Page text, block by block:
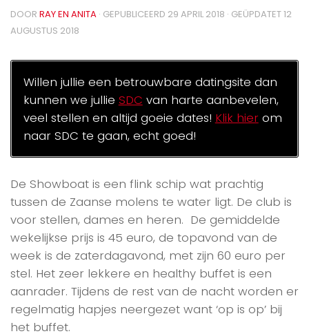
DOOR RAY EN ANITA · GEPUBLICEERD 29 APRIL 2018 · GEÜPDATET12
AUGUSTUS 2018
Willen jullie een betrouwbare datingsite dan
kunnen we jullie SDC van harte aanbevelen,
veel stellen en altijd goeie dates! Klik hierom
naar SDC te gaan, echt goed!
De Showboat is een flink schip wat prachtig
tussen de Zaanse molens te water ligt. De club is
voor stellen, dames en heren. De gemiddelde
wekelijkse prijs is 45 euro, de topavond van de
week is de zaterdagavond, met zijn 60 euro per
stel. Het zeer lekkere en healthy buffet is een
aanrader. Tijdens de rest van de nacht worden er
regelmatig hapjes neergezet want ‘op is op’ bij
het buffet.